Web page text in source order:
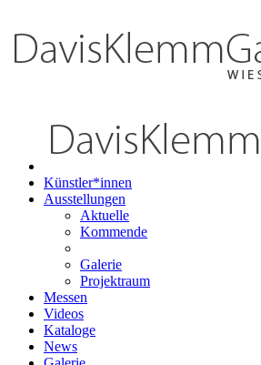
Künstler*innen
Ausstellungen
Aktuelle
Kommende
Galerie
Projektraum
Messen
Videos
Kataloge
News